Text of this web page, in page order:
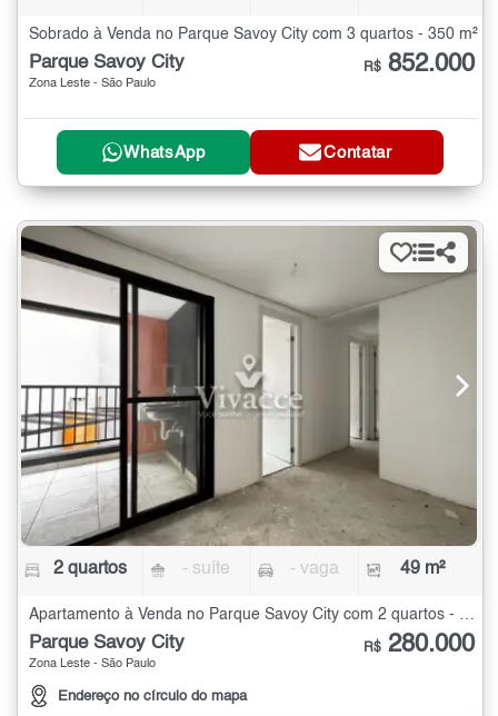
Sobrado à Venda no Parque Savoy City com 3 quartos - 350 m²
Parque Savoy City
Zona Leste - São Paulo
R$ 852.000
WhatsApp Contatar
2 quartos - suíte - vaga 49 m²
Apartamento à Venda no Parque Savoy City com 2 quartos - 49 m²
Parque Savoy City
Zona Leste - São Paulo
Endereço no círculo do mapa
R$ 280.000